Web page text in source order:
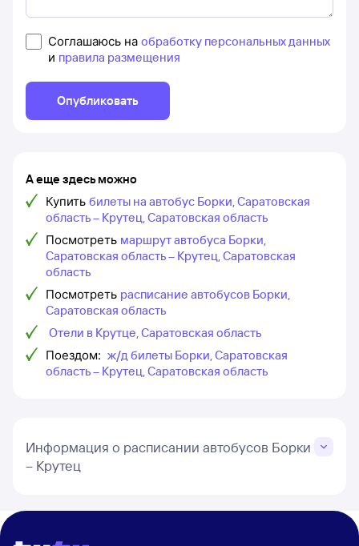
Соглашаюсь на обработку персональных данных
и правила размещения
Опубликовать
А еще здесь можно
Купить билеты на автобус Борки, Саратовская
область – Крутец, Саратовская область
Посмотреть маршрут автобуса Борки,
Саратовская область – Крутец, Саратовская
область
Посмотреть расписание автобусов Борки,
Саратовская область
Отели в Крутце, Саратовская область
Поездом: ж/д билеты Борки, Саратовская
область – Крутец, Саратовская область
Информация о расписании автобусов Борки
– Крутец